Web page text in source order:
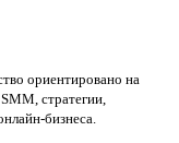
ориентировано на
стратегии,
бизнеса.